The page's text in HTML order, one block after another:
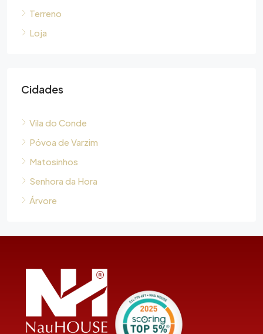
Terreno
Loja
Cidades
Vila do Conde
Póvoa de Varzim
Matosinhos
Senhora da Hora
Árvore